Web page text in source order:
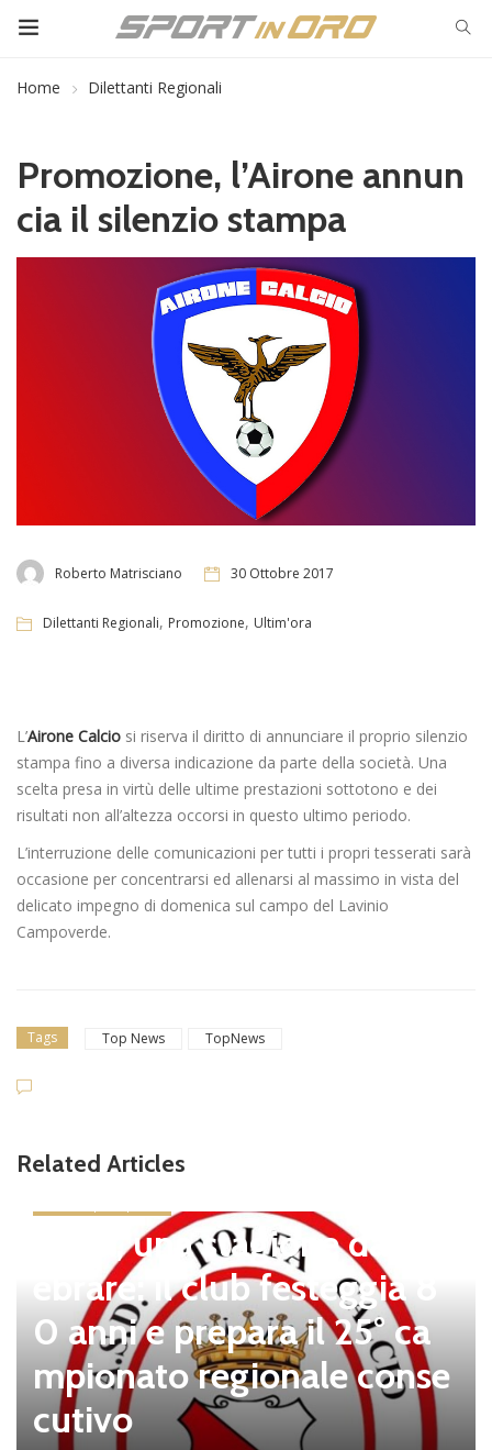
Home Dilettanti Regionali
Promozione, l’Airone annun
cia il silenzio stampa
Roberto Matrisciano 30 Ottobre 2017
Dilettanti Regionali, Promozione, Ultim'ora
L’Airone Calcio si riserva il diritto di annunciare il proprio silenzio
stampa fino a diversa indicazione da parte della società. Una
scelta presa in virtù delle ultime prestazioni sottotono e dei
risultati non all’altezza occorsi in questo ultimo periodo.
L’interruzione delle comunicazioni per tutti i propri tesserati sarà
occasione per concentrarsi ed allenarsi al massimo in vista del
delicato impegno di domenica sul campo del Lavinio
Campoverde.
Tags Top News TopNews
Related Articles
Tolfa, una stagione da cel
ebrare: il club festeggia 8
0 anni e prepara il 25° ca
mpionato regionale conse
cutivo